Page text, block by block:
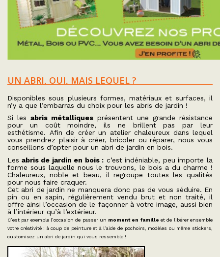
UN ABRI, OUI, MAIS LEQUEL ?
Disponibles sous plusieurs formes, matériaux et surfaces, il
n’y a que l’embarras du choix pour les abris de jardin !
Si les abris métalliques présentent une grande résistance
pour un coût moindre, ils ne brillent pas par leur
esthétisme. Afin de créer un atelier chaleureux dans lequel
vous prendrez plaisir à créer, bricoler ou réparer, nous vous
conseillons d’opter pour un abri de jardin en bois.
Les abris de jardin en bois : c’est indéniable, peu importe la
forme sous laquelle nous le trouvons, le bois a du charme !
Chaleureux, noble et beau, il regroupe toutes les qualités
pour nous faire craquer.
Cet abri de jardin ne manquera donc pas de vous séduire. En
pin ou en sapin, régulièrement vendu brut et non traité, il
offre ainsi l’occasion de le façonner à votre image, aussi bien
à l’intérieur qu’à l’extérieur.
C’est par exemple l’occasion de passer un moment en famille et de libérer ensemble
votre créativité : à coup de peinture et à l’aide de pochoirs, modèles ou même stickers,
customisez un abri de jardin qui vous ressemble !